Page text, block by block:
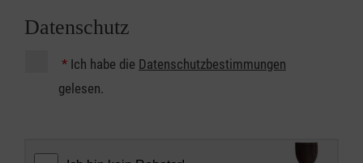
Datenschutz
* Ich habe die Datenschutzbestimmungen
gelesen.